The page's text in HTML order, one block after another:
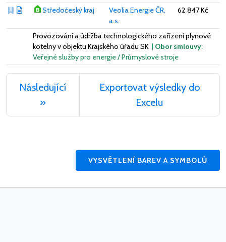
Středočeský kraj
Veolia Energie ČR,
a.s.
62 847 Kč
Provozování a údržba technologického zařízení plynové
kotelny v objektu Krajského úřadu SK | Obor smlouvy:
Veřejné služby pro energie / Průmyslové stroje
Následující
»
Exportovat výsledky do
Excelu
VYSVĚTLENÍ BAREV A SYMBOLŮ